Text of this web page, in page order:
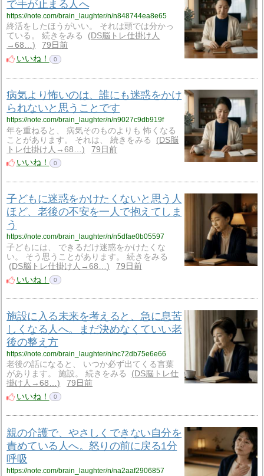
で手が止まる人へ
https://note.com/brain_laughter/n/n848744ea8e65
終活をしたほうがいい。 それは頭では分かっ
ている。 続きをみる
DS脳トレ仕掛け人
→68…
79日前
いいね！
0
病気より怖いのは、誰にも迷惑をかけ
られないと思うことです
https://note.com/brain_laughter/n/n9027c9db919f
年を重ねると、 病気そのものよりも 怖くなる
ことがあります。 それは、 続きをみる
DS脳
トレ仕掛け人→68…
79日前
いいね！
0
子どもに迷惑をかけたくないと思う人
ほど、老後の不安を一人で抱えてしま
う
https://note.com/brain_laughter/n/n5dfae0b05597
子どもには、 できるだけ迷惑をかけたくな
い。 そう思うことがあります。 続きをみる
DS脳トレ仕掛け人→68…
79日前
いいね！
0
施設に入る未来を考えると、急に息苦
しくなる人へ。まだ決めなくていい老
後の整え方
https://note.com/brain_laughter/n/nc72db75e6e66
老後の話になると、 いつか必ず出てくる言葉
があります。 施設。 続きをみる
DS脳トレ仕
掛け人→68…
79日前
いいね！
0
親の介護で、やさしくできない自分を
責めている人へ。怒りの前に戻る1分
呼吸
https://note.com/brain_laughter/n/na2aaf2906857